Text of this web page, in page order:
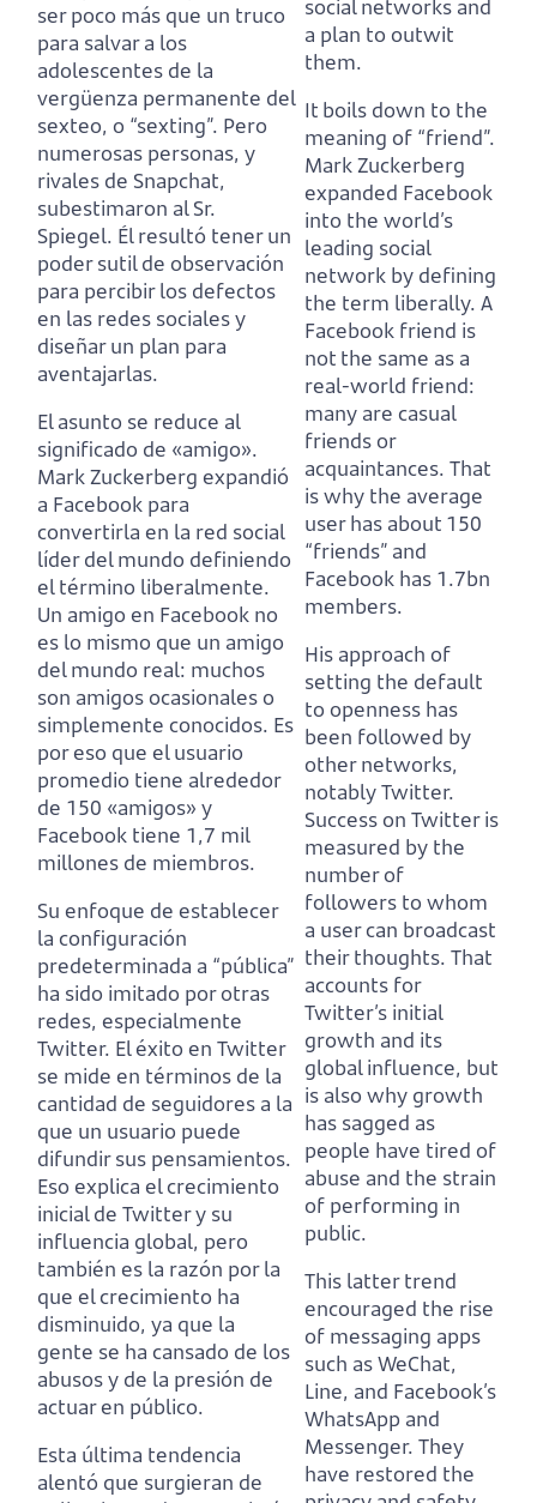
ser poco más que un truco
para salvar a los
adolescentes de la
vergüenza permanente del
sexteo, o “sexting”. Pero
numerosas personas, y
rivales de Snapchat,
subestimaron al Sr.
Spiegel. Él resultó tener un
poder sutil de observación
para percibir los defectos
en las redes sociales y
diseñar un plan para
aventajarlas.
El asunto se reduce al
significado de «amigo».
Mark Zuckerberg expandió
a Facebook para
convertirla en la red social
líder del mundo definiendo
el término liberalmente.
Un amigo en Facebook no
es lo mismo que un amigo
del mundo real: muchos
son amigos ocasionales o
simplemente conocidos. Es
por eso que el usuario
promedio tiene alrededor
de 150 «amigos» y
Facebook tiene 1,7 mil
millones de miembros.
Su enfoque de establecer
la configuración
predeterminada a “pública”
ha sido imitado por otras
redes, especialmente
Twitter. El éxito en Twitter
se mide en términos de la
cantidad de seguidores a la
que un usuario puede
difundir sus pensamientos.
Eso explica el crecimiento
inicial de Twitter y su
influencia global, pero
también es la razón por la
que el crecimiento ha
disminuido, ya que la
gente se ha cansado de los
abusos y de la presión de
actuar en público.
Esta última tendencia
alentó que surgieran de
social networks and
a plan to outwit
them.
It boils down to the
meaning of “friend”.
MarkZuckerberg
expanded Facebook
into the world’s
leading social
network by defining
the term liberally. A
Facebook friend is
not the same as a
real-world friend:
many are casual
friends or
acquaintances. That
is why the average
user has about 150
“friends” and
Facebook has 1.7bn
members.
His approach of
setting the default
to openness has
been followed by
other networks,
notably Twitter.
Success on Twitter is
measured by the
number of
followers to whom
a user can broadcast
their thoughts. That
accounts for
Twitter’s initial
growth and its
global influence, but
is also why growth
has sagged as
people have tired of
abuse and the strain
of performing in
public.
This latter trend
encouraged the rise
of messaging apps
such as WeChat,
Line, and Facebook’s
WhatsApp and
Messenger. They
have restored the